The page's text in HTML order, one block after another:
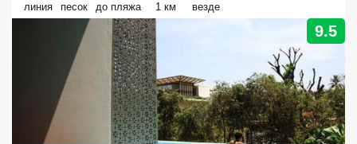
линия песок до пляжа 1 км везде
9.5
Южный Гоа
Большой Сочи
Кав Мин Воды